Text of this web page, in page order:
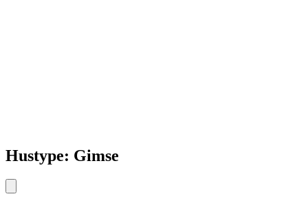
Hustype: Gimse